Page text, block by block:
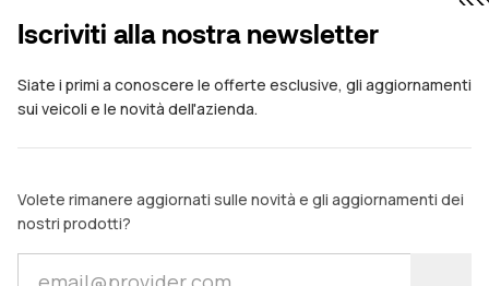
Iscriviti alla nostra newsletter
Siate i primi a conoscere le offerte esclusive, gli aggiornamenti
sui veicoli e le novità dell'azienda.
Volete rimanere aggiornati sulle novità e gli aggiornamenti dei
nostri prodotti?